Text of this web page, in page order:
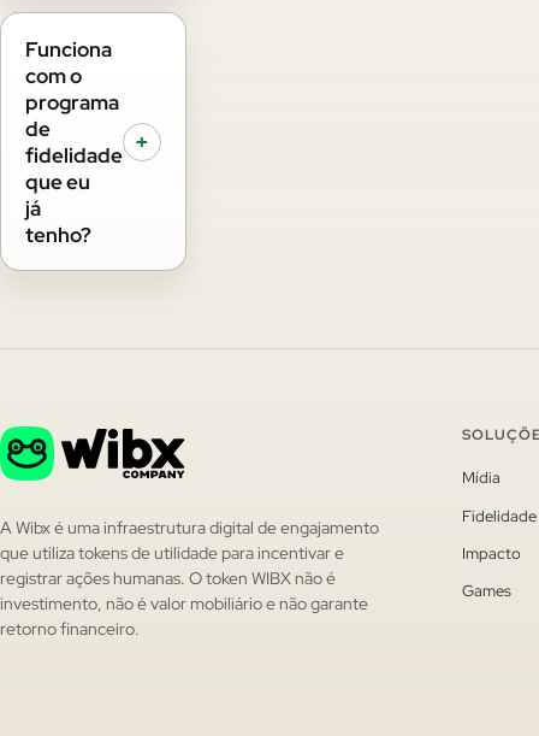
Funciona
com o
programa
de
fidelidade
que eu
já
tenho?
+
A Wibx é uma infraestrutura digital de engajamento
que utiliza tokens de utilidade para incentivar e
registrar ações humanas. O token WIBX não é
investimento, não é valor mobiliário e não garante
retorno financeiro.
Mídia
Fidelidade
Impacto
Games